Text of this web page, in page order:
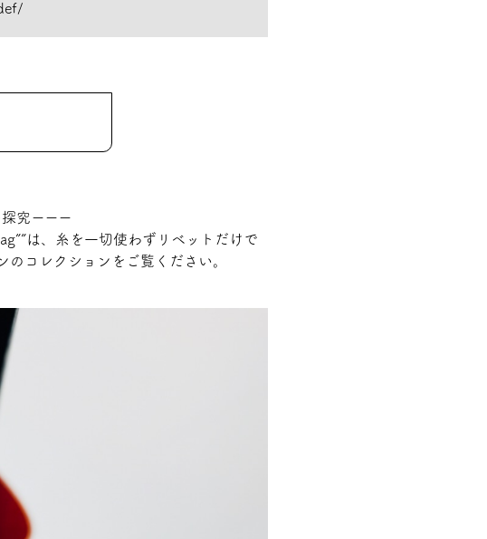
究ーーー
は、糸を一切使わずリベットだけで
コレクションをご覧ください。